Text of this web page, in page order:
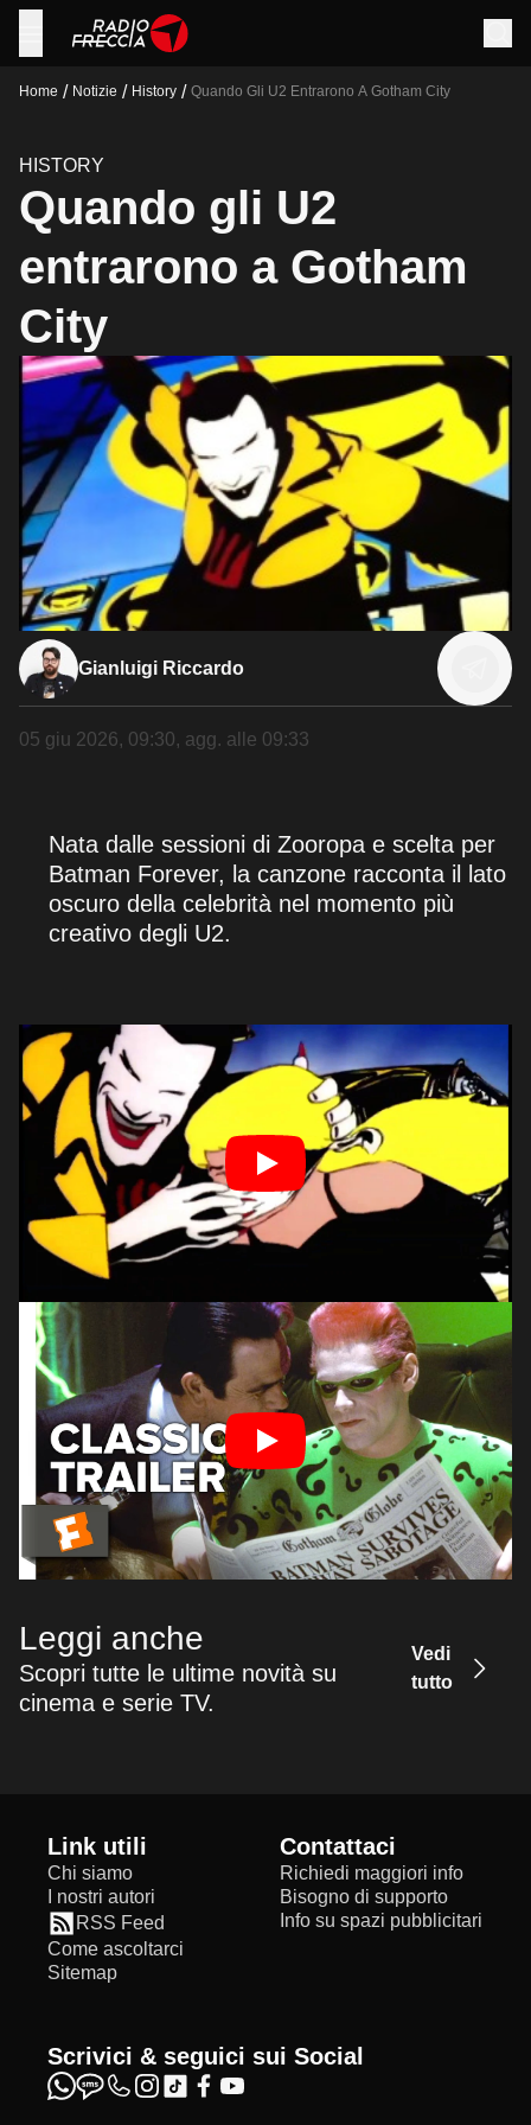
Home / Notizie / History / Quando Gli U2 Entrarono A Gotham City
HISTORY
Quando gli U2
entrarono a Gotham
City
Gianluigi Riccardo
05 giu 2026, 09:30, agg. alle 09:33
Nata dalle sessioni di Zooropa e scelta per
Batman Forever, la canzone racconta il lato
oscuro della celebrità nel momento più
creativo degli U2.
Leggi anche
Scopri tutte le ultime novità su
cinema e serie TV.
Vedi
tutto
Link utili
Chi siamo
I nostri autori
RSS Feed
Come ascoltarci
Sitemap
Contattaci
Richiedi maggiori info
Bisogno di supporto
Info su spazi pubblicitari
Scrivici & seguici sui Social